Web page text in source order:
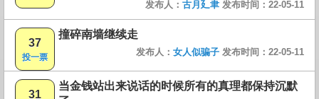
发布人： 古月廴聿 发布时间：22-05-11
37
投一票
撞碎南墙继续走
发布人： 女人似骗子 发布时间：22-05-11
31
当金钱站出来说话的时候所有的真理都保持沉默